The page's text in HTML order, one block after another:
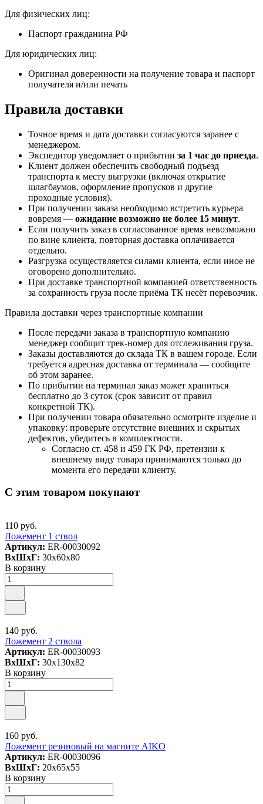
Для физических лиц:
Паспорт гражданина РФ
Для юридических лиц:
Оригинал доверенности на получение товара и паспорт
получателя и/или печать
Правила доставки
Точное время и дата доставки согласуются заранее с
менеджером.
Экспедитор уведомляет о прибытии за 1 час до приезда.
Клиент должен обеспечить свободный подъезд
транспорта к месту выгрузки (включая открытие
шлагбаумов, оформление пропусков и другие
проходные условия).
При получении заказа необходимо встретить курьера
вовремя — ожидание возможно не более 15 минут.
Если получить заказ в согласованное время невозможно
по вине клиента, повторная доставка оплачивается
отдельно.
Разгрузка осуществляется силами клиента, если иное не
оговорено дополнительно.
При доставке транспортной компанией ответственность
за сохранность груза после приёма ТК несёт перевозчик.
Правила доставки через транспортные компании
После передачи заказа в транспортную компанию
менеджер сообщит трек-номер для отслеживания груза.
Заказы доставляются до склада ТК в вашем городе. Если
требуется адресная доставка от терминала — сообщите
об этом заранее.
По прибытии на терминал заказ может храниться
бесплатно до 3 суток (срок зависит от правил
конкретной ТК).
При получении товара обязательно осмотрите изделие и
упаковку: проверьте отсутствие внешних и скрытых
дефектов, убедитесь в комплектности.
Согласно ст. 458 и 459 ГК РФ, претензии к
внешнему виду товара принимаются только до
момента его передачи клиенту.
С этим товаром покупают
110 руб.
Ложемент 1 ствол
Артикул: ER-00030092
ВxШxГ: 30x60x80
В корзину
140 руб.
Ложемент 2 ствола
Артикул: ER-00030093
ВxШxГ: 30x130x82
В корзину
160 руб.
Ложемент резиновый на магните AIKO
Артикул: ER-00030096
ВxШxГ: 20x65x55
В корзину